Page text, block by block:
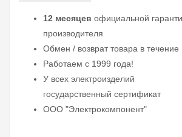
12 месяцев официальной
производителя
Обмен / возврат товара в течение
Работаем с 1999 года!
У всех электроизделий
государственный сертификат
ООО "Электрокомпонент"